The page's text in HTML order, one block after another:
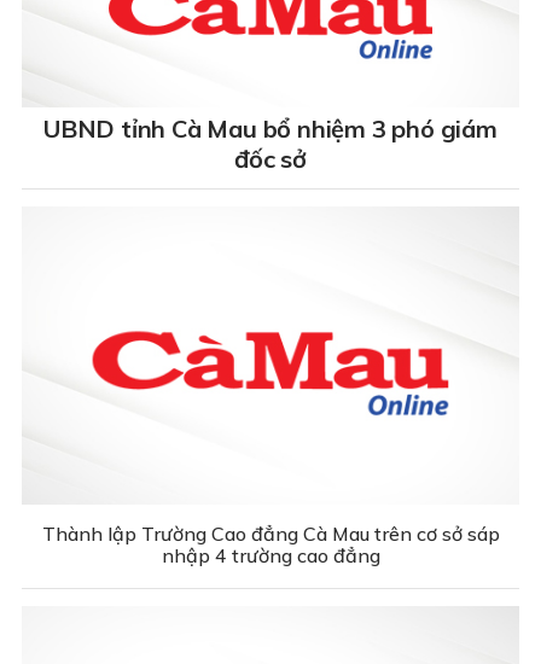
UBND tỉnh Cà Mau bổ nhiệm 3 phó giám
đốc sở
Thành lập Trường Cao đẳng Cà Mau trên cơ sở sáp
nhập 4 trường cao đẳng